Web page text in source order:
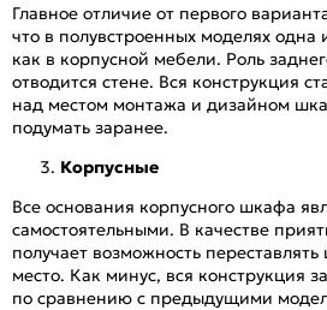
Главное отличие от первого
что в полувстроенных моделях одна
как в корпусной мебели. Роль
отводится стене. Вся конструкция
над местом монтажа и дизайном
подумать заранее.
Корпусные
Все основания корпусного шкафа
самостоятельными. В качестве
получает возможность
место. Как минус, вся конструкция
по сравнению с предыдущими